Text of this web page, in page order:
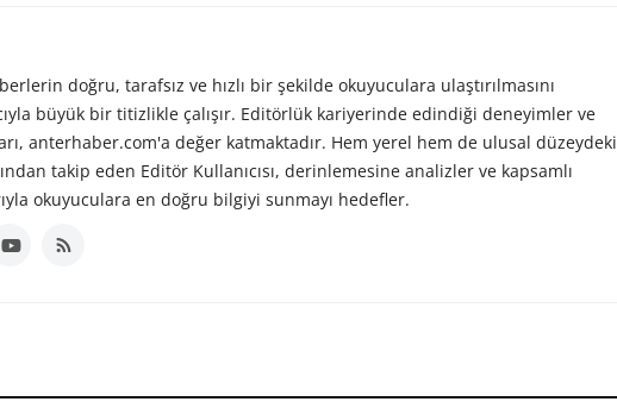
doğru, tarafsız ve hızlı bir şekilde okuyuculara ulaştırılmasını
büyük bir titizlikle çalışır. Editörlük kariyerinde edindiği deneyimler ve
anterhaber.com'a değer katmaktadır. Hem yerel hem de ulusal düzeydeki
takip eden Editör Kullanıcısı, derinlemesine analizler ve kapsamlı
okuyuculara en doğru bilgiyi sunmayı hedefler.